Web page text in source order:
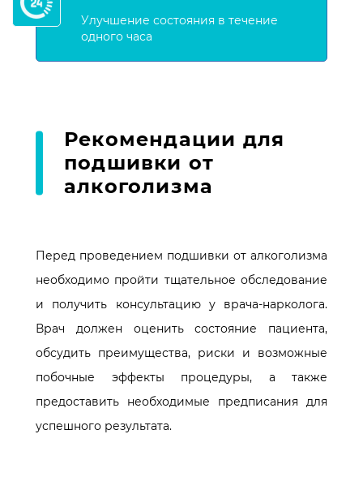
Улучшение состояния в течение
одного часа
Рекомендации для
подшивки от
алкоголизма
Перед проведением подшивки от алкоголизма
необходимо пройти тщательное обследование
и получить консультацию у врача-нарколога.
Врач должен оценить состояние пациента,
обсудить преимущества, риски и возможные
побочные эффекты процедуры, а также
предоставить необходимые предписания для
успешного результата.